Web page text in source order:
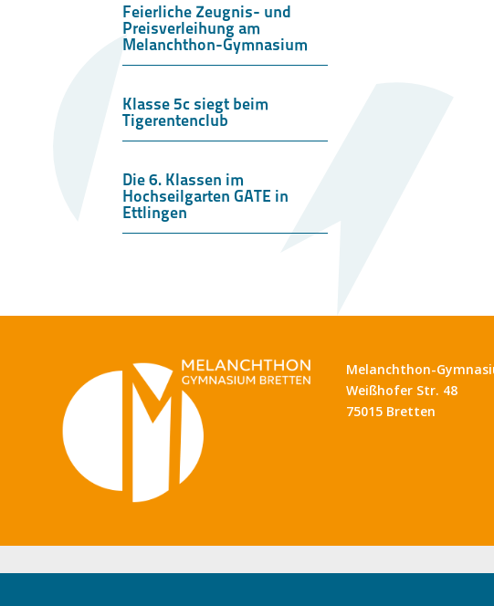
Feierliche Zeugnis- und
Preisverleihung am
Melanchthon-Gymnasium
Klasse 5c siegt beim
Tigerentenclub
Die 6. Klassen im
Hochseilgarten GATE in
Ettlingen
Melanchthon-
Weißhofer Str. 48
75015 Bretten